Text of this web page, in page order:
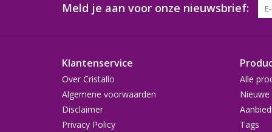
Meld je aan voor onze nieuwsbrief:
Klantenservice
Over Cristallo
Algemene voorwaarden
Disclaimer
Privacy Policy
Alle
Tags